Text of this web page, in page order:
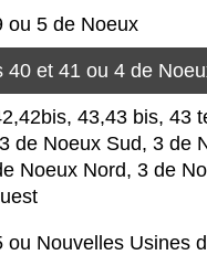
ou 5 de Noeux
40 et 41 ou 4 de
43,43 bis, 43
de Noeux Sud, 3 de
Noeux Nord, 3 de
ou Nouvelles Usines